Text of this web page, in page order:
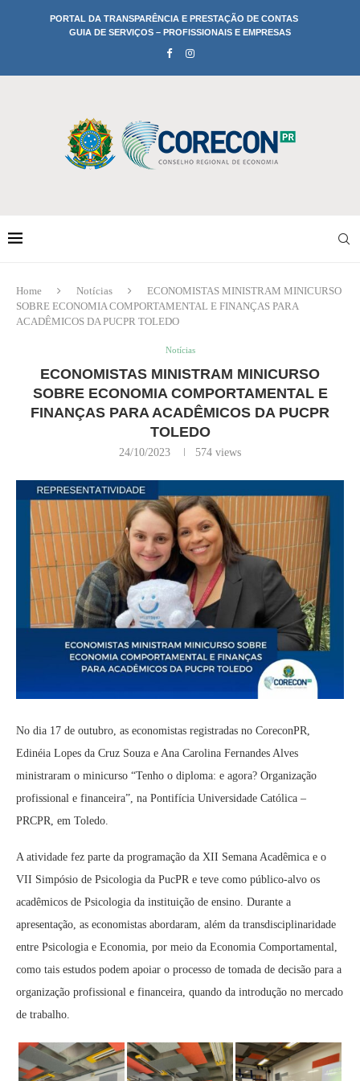
PORTAL DA TRANSPARÊNCIA E PRESTAÇÃO DE CONTAS
GUIA DE SERVIÇOS – PROFISSIONAIS E EMPRESAS
Home Notícias
ECONOMISTAS MINISTRAM MINICURSO
SOBRE ECONOMIA COMPORTAMENTAL E FINANÇAS PARA
ACADÊMICOS DA PUCPR TOLEDO
Notícias
ECONOMISTAS MINISTRAM MINICURSO
SOBRE ECONOMIA COMPORTAMENTAL E
FINANÇAS PARA ACADÊMICOS DA PUCPR
TOLEDO
24/10/2023 574 views
No dia 17 de outubro, as economistas registradas no CoreconPR,
Edinéia Lopes da Cruz Souza e Ana Carolina Fernandes Alves
ministraram o minicurso “Tenho o diploma: e agora? Organização
profissional e financeira”, na Pontifícia Universidade Católica –
PRCPR, em Toledo.
A atividade fez parte da programação da XII Semana Acadêmica e o
VII Simpósio de Psicologia da PucPR e teve como público-alvo os
acadêmicos de Psicologia da instituição de ensino. Durante a
apresentação, as economistas abordaram, além da transdisciplinaridade
entre Psicologia e Economia, por meio da Economia Comportamental,
como tais estudos podem apoiar o processo de tomada de decisão para a
organização profissional e financeira, quando da introdução no mercado
de trabalho.